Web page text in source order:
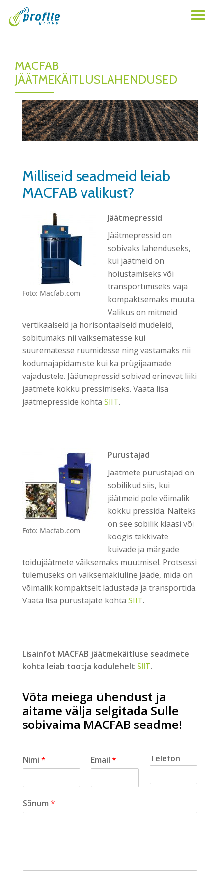
Skip
MACFAB
JÄÄTMEKÄITLUSLAHENDUSED
Milliseid seadmeid leiab
MACFAB valikust?
Foto: Macfab.com
Jäätmepressid
Jäätmepressid on
sobivaks lahenduseks,
kui jäätmeid on
hoiustamiseks või
transportimiseks vaja
kompaktsemaks muuta.
Valikus on mitmeid
vertikaalseid ja horisontaalseid mudeleid,
sobitumaks nii väiksematesse kui
suurematesse ruumidesse ning vastamaks nii
kodumajapidamiste kui ka prügijaamade
vajadustele. Jäätmepressid sobivad erinevat liiki
jäätmete kokku pressimiseks. Vaata lisa
jäätmepresside kohta SIIT.
Foto: Macfab.com
Purustajad
Jäätmete purustajad on
sobilikud siis, kui
jäätmeid pole võimalik
kokku pressida. Näiteks
on see sobilik klaasi või
köögis tekkivate
kuivade ja märgade
toidujäätmete väiksemaks muutmisel. Protsessi
tulemuseks on väiksemakiuline jääde, mida on
võimalik kompaktselt ladustada ja transportida.
Vaata lisa purustajate kohta SIIT.
Lisainfot MACFAB jäätmekäitluse seadmete
kohta leiab tootja kodulehelt SIIT.
Võta meiega ühendust ja
aitame välja selgitada Sulle
sobivaima MACFAB seadme!
Nimi * Email* Telefon
Sõnum *